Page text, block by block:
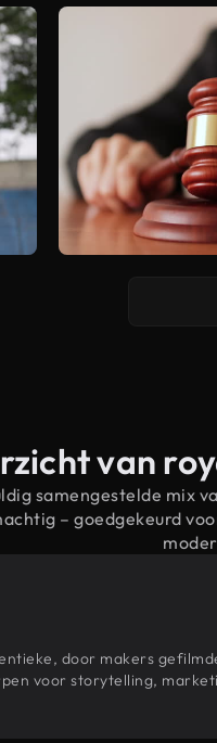
van
samengestelde mix
– goedgekeurd
door makers
voor storytelling,